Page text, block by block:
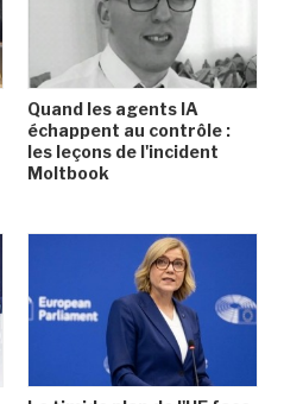
Quand les agents IA
échappent au contrôle :
les leçons de l'incident
Moltbook